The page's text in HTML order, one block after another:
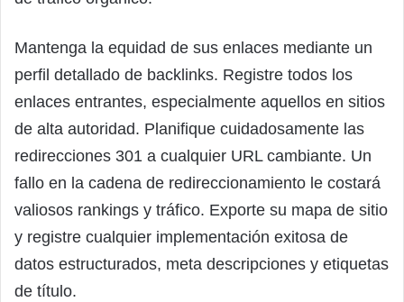
Mantenga la equidad de sus enlaces mediante un
perfil detallado de backlinks. Registre todos los
enlaces entrantes, especialmente aquellos en sitios
de alta autoridad. Planifique cuidadosamente las
redirecciones 301 a cualquier URL cambiante. Un
fallo en la cadena de redireccionamiento le costará
valiosos rankings y tráfico. Exporte su mapa de sitio
y registre cualquier implementación exitosa de
datos estructurados, meta descripciones y etiquetas
de título.